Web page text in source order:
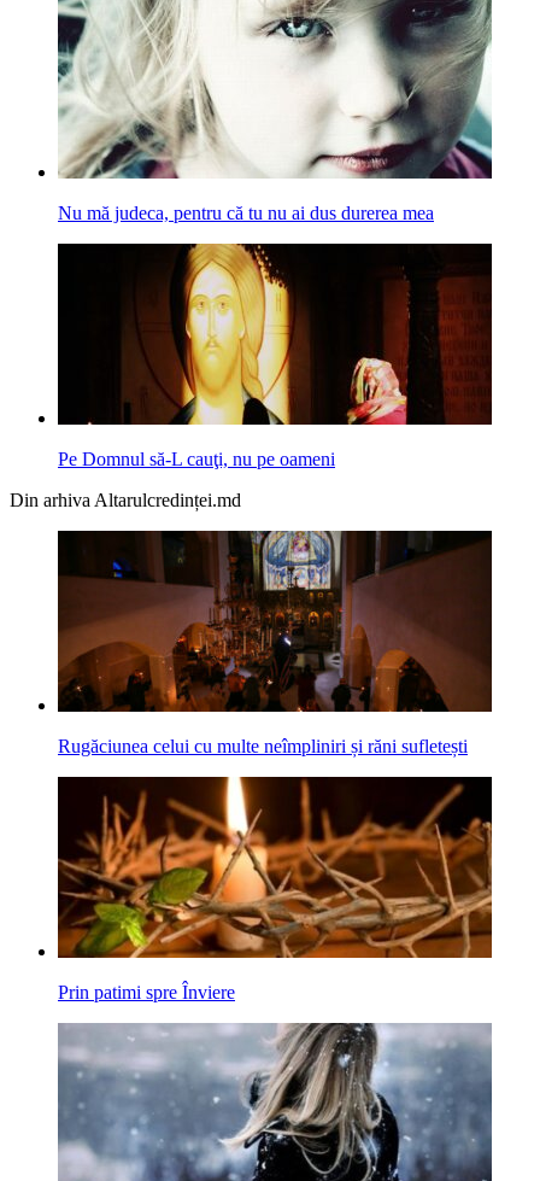
Nu mă judeca, pentru că tu nu ai dus durerea mea
Pe Domnul să-L cauţi, nu pe oameni
Din arhiva Altarulcredinței.md
Rugăciunea celui cu multe neîmpliniri și răni sufletești
Prin patimi spre Înviere